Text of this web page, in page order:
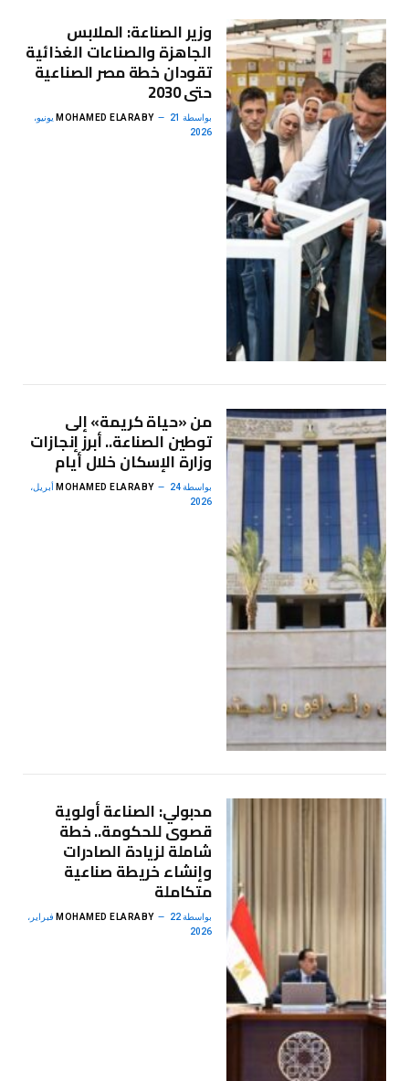
وزير الصناعة: الملابس
الجاهزة والصناعات الغذائية
تقودان خطة مصر الصناعية
حتى 2030
بواسطة MOHAMED ELARABY 21 يونيو،
2026
من «حياة كريمة» إلى
توطين الصناعة.. أبرز إنجازات
وزارة الإسكان خلال أيام
بواسطة MOHAMED ELARABY 24 أبريل،
2026
مدبولي: الصناعة أولوية
قصوى للحكومة.. خطة
شاملة لزيادة الصادرات
وإنشاء خريطة صناعية
متكاملة
بواسطة MOHAMED ELARABY 22 فبراير،
2026